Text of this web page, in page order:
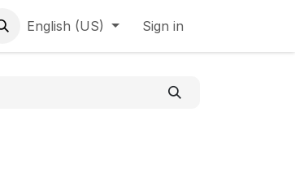
English (US) Sign in